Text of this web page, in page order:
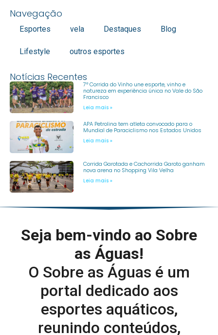
Navegação
Esportes vela Destaques Blog
Lifestyle outros esportes
Notícias Recentes
7ª Corrida do Vinho une esporte, vinho e
natureza em experiência única no Vale do São
Francisco
Leia mais »
APA Petrolina tem atleta convocado para o
Mundial de Paraciclismo nos Estados Unidos
Leia mais »
Corrida Garotada e Cachorrida Garoto ganham
nova arena no Shopping Vila Velha
Leia mais »
Seja bem-vindo ao Sobre
as Águas!
O Sobre as Águas é um
portal dedicado aos
esportes aquáticos,
reunindo conteúdos,